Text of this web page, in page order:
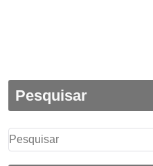
Pesquisar
Pesquisar
por: